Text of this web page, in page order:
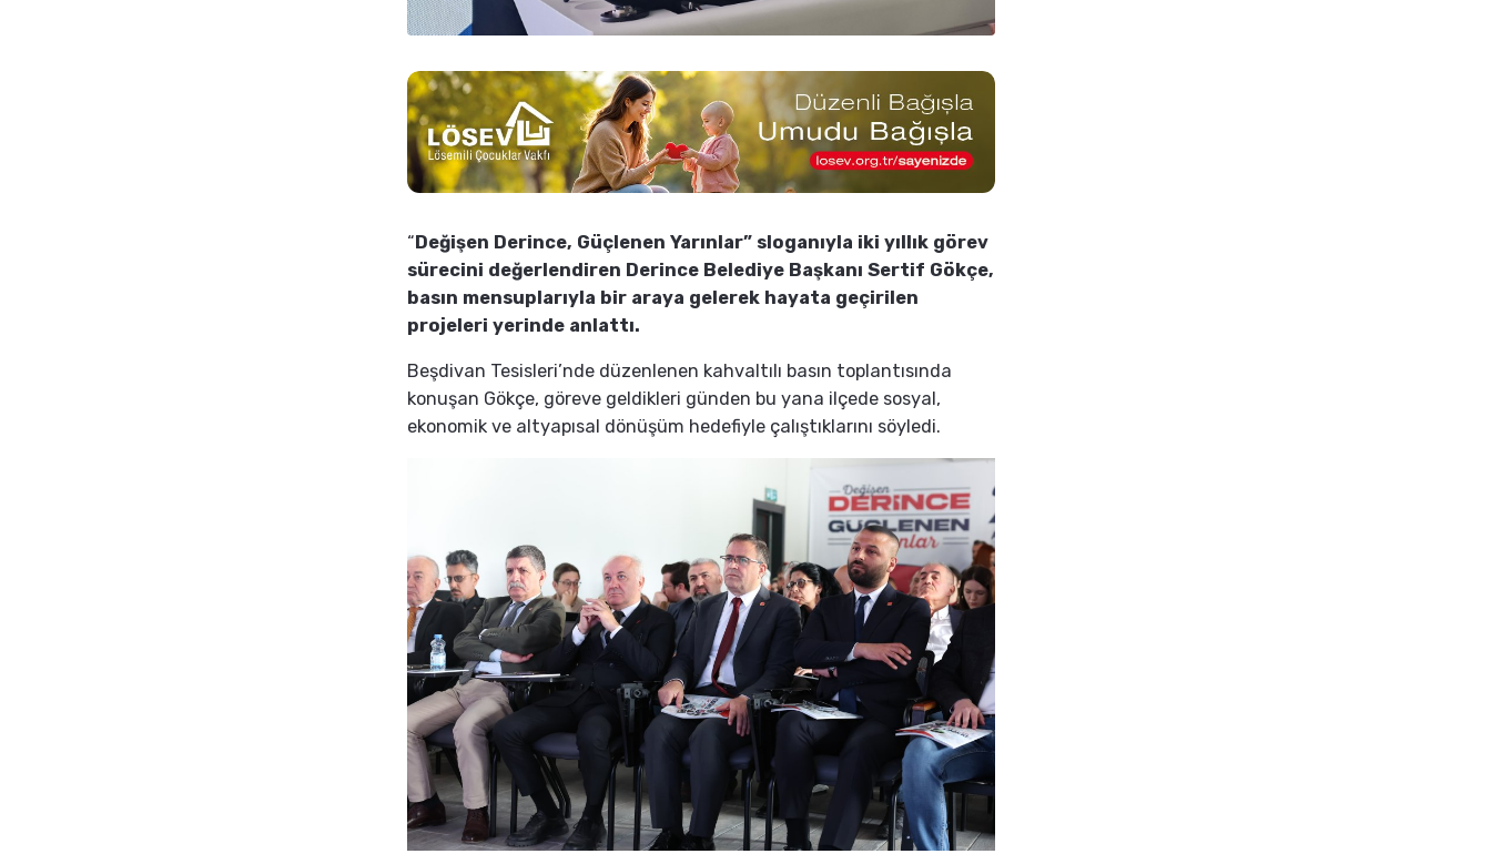
“ Değişen Derince, Güçlenen Yarınlar” sloganıyla iki yıllık görev
sürecini değerlendiren Derince Belediye Başkanı Sertif Gökçe,
basın mensuplarıyla bir araya gelerek hayata geçirilen
projeleri yerinde anlattı.
Beşdivan Tesisleri’nde düzenlenen kahvaltılı basın toplantısında
konuşan Gökçe, göreve geldikleri günden bu yana ilçede sosyal,
ekonomik ve altyapısal dönüşüm hedefiyle çalıştıklarını söyledi.